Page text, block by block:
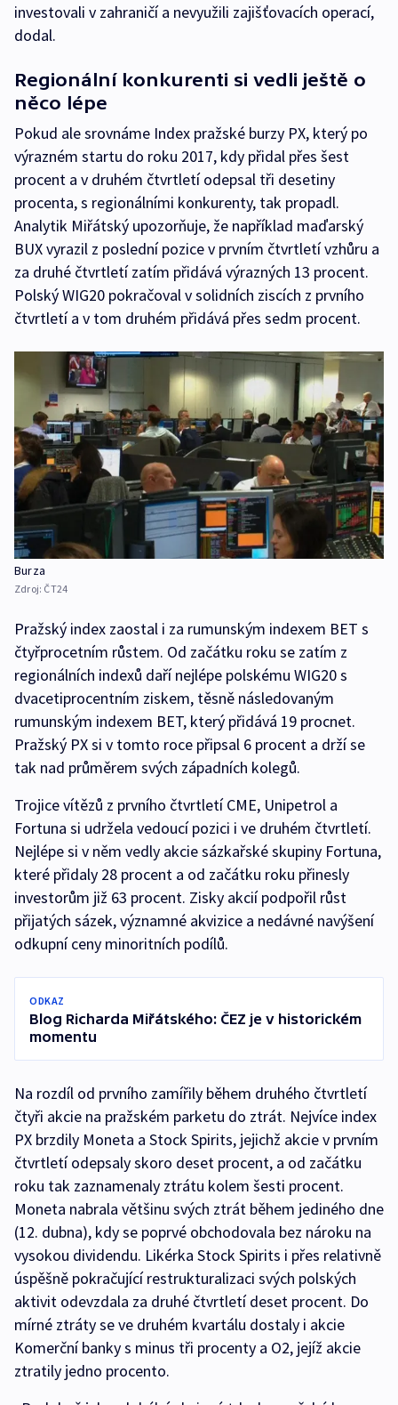
investovali v zahraničí a nevyužili zajišťovacích operací,
dodal.
Regionální konkurenti si vedli ještě o
něco lépe
Pokud ale srovnáme Index pražské burzy PX, který po
výrazném startu do roku 2017, kdy přidal přes šest
procent a v druhém čtvrtletí odepsal tři desetiny
procenta, s regionálními konkurenty, tak propadl.
Analytik Miřátský upozorňuje, že například maďarský
BUX vyrazil z poslední pozice v prvním čtvrtletí vzhůru a
za druhé čtvrtletí zatím přidává výrazných 13 procent.
Polský WIG20 pokračoval v solidních ziscích z prvního
čtvrtletí a v tom druhém přidává přes sedm procent.
Burza
Zdroj: ČT24
Pražský index zaostal i za rumunským indexem BET s
čtyřprocetním růstem. Od začátku roku se zatím z
regionálních indexů daří nejlépe polskému WIG20 s
dvacetiprocentním ziskem, těsně následovaným
rumunským indexem BET, který přidává 19 procnet.
Pražský PX si v tomto roce připsal 6 procent a drží se
tak nad průměrem svých západních kolegů.
Trojice vítězů z prvního čtvrtletí CME, Unipetrol a
Fortuna si udržela vedoucí pozici i ve druhém čtvrtletí.
Nejlépe si v něm vedly akcie sázkařské skupiny Fortuna,
které přidaly 28 procent a od začátku roku přinesly
investorům již 63 procent. Zisky akcií podpořil růst
přijatých sázek, významné akvizice a nedávné navýšení
odkupní ceny minoritních podílů.
ODKAZ
Blog Richarda Miřátského: ČEZ je v historickém
momentu
Na rozdíl od prvního zamířily během druhého čtvrtletí
čtyři akcie na pražském parketu do ztrát. Nejvíce index
PX brzdily Moneta a Stock Spirits, jejichž akcie v prvním
čtvrtletí odepsaly skoro deset procent, a od začátku
roku tak zaznamenaly ztrátu kolem šesti procent.
Moneta nabrala většinu svých ztrát během jediného dne
(12. dubna), kdy se poprvé obchodovala bez nároku na
vysokou dividendu. Likérka Stock Spirits i přes relativně
úspěšně pokračující restrukturalizaci svých polských
aktivit odevzdala za druhé čtvrtletí deset procent. Do
mírné ztráty se ve druhém kvartálu dostaly i akcie
Komerční banky s minus tři procenty a O2, jejíž akcie
ztratily jedno procento.